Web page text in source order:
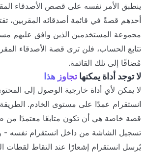
ينطبق الأمر نفسه على قصص الأصدقاء
أحدهم قصةً في قائمة أصدقائه المقربين،
مجموعة المستخدمين الذين وافق عليهم
تتابع الحساب، فلن ترى قصة الأصدقاء
مُضافًا إلى تلك القائمة.
لا توجد أداة يمكنها تجاوز هذا
لا يمكن لأي أداة خارجية الوصول إلى
انستقرام عمدًا على مستوى الخادم.
قصة خاصة هي أن تكون متابعًا معتمدًا من
تسجيل الشاشة من داخل انستقرام نفسه -
يُرسل انستقرام إشعارًا عند التقاط لقطات